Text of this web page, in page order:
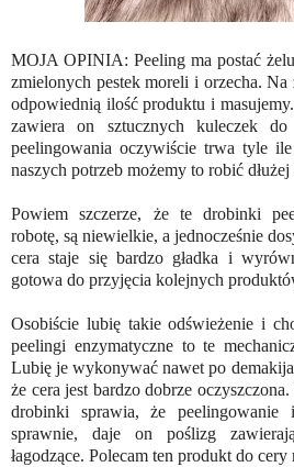
MOJA OPINIA: Peeling ma postać
zmielonych pestek moreli i orzecha.
odpowiednią ilość produktu i
zawiera on sztucznych kuleczek do
peelingowania oczywiście trwa tyle
naszych potrzeb możemy to robić
Powiem szczerze, że te drobinki
robotę, są niewielkie, a jednocześnie
cera staje się bardzo gładka i
gotowa do przyjęcia kolejnych
Osobiście lubię takie odświeżenie i
peelingi enzymatyczne to te
Lubię je wykonywać nawet po
że cera jest bardzo dobrze
drobinki sprawia, że peelingowanie
sprawnie, daje on poślizg
łagodzące. Polecam ten produkt do cery